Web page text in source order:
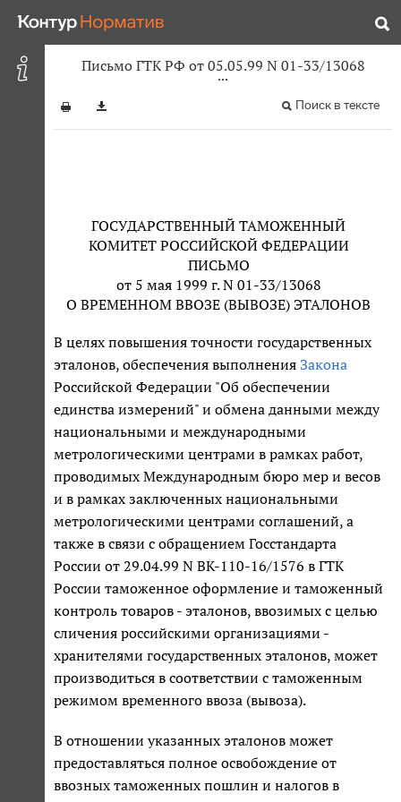
Письмо ГТК РФ от 05.05.99 N 01-33/13068
Поиск в тексте
ГОСУДАРСТВЕННЫЙ ТАМОЖЕННЫЙ
КОМИТЕТ РОССИЙСКОЙ ФЕДЕРАЦИИ
ПИСЬМО
от 5 мая 1999 г. N 01-33/13068
О ВРЕМЕННОМ ВВОЗЕ (ВЫВОЗЕ) ЭТАЛОНОВ
В целях повышения точности государственных
эталонов, обеспечения выполнения Закона
Российской Федерации "Об обеспечении
единства измерений" и обмена данными между
национальными и международными
метрологическими центрами в рамках работ,
проводимых Международным бюро мер и весов
и в рамках заключенных национальными
метрологическими центрами соглашений, а
также в связи с обращением Госстандарта
России от 29.04.99 N ВК-110-16/1576 в ГТК
России таможенное оформление и таможенный
контроль товаров - эталонов, ввозимых с целью
сличения российскими организациями -
хранителями государственных эталонов, может
производиться в соответствии с таможенным
режимом временного ввоза (вывоза).
В отношении указанных эталонов может
предоставляться полное освобождение от
ввозных таможенных пошлин и налогов в